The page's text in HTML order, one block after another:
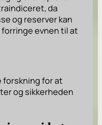
da
og reserver kan
evnen til at
forskning for at
og sikkerheden